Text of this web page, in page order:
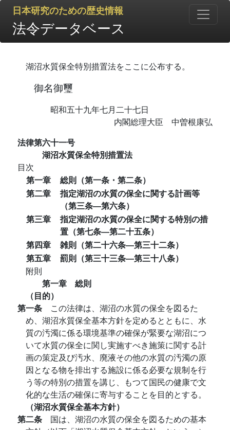
日本研究のための歴史情報
法令データベース
湖沼水質保全特別措置法をここに公布する。
御名御璽
昭和五十九年七月二十七日
内閣総理大臣 中曽根康弘
法律第六十一号
湖沼水質保全特別措置法
目次
第一章
総則（第一条・第二条）
第二章
指定湖沼の水質の保全に関する計画等
（第三条―第六条）
第三章
指定湖沼の水質の保全に関する特別の措
置（第七条―第二十五条）
第四章
雑則（第二十六条―第三十二条）
第五章
罰則（第三十三条―第三十八条）
附則
第一章 総則
（目的）
第一条 この法律は、湖沼の水質の保全を図るた
め、湖沼水質保全基本方針を定めるとともに、水
質の汚濁に係る環境基準の確保が緊要な湖沼につ
いて水質の保全に関し実施すべき施策に関する計
画の策定及び汚水、廃液その他の水質の汚濁の原
因となる物を排出する施設に係る必要な規制を行
う等の特別の措置を講じ、もつて国民の健康で文
化的な生活の確保に寄与することを目的とする。
（湖沼水質保全基本方針）
第二条 国は、湖沼の水質の保全を図るための基本